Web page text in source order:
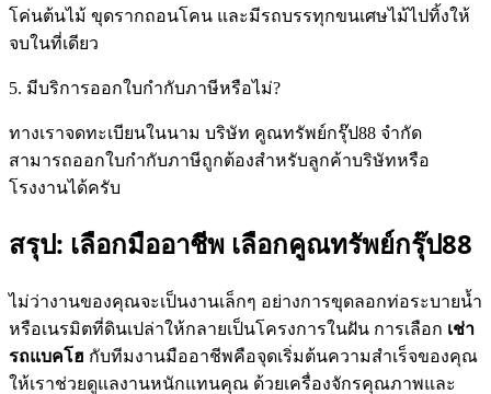
โค่นต้นไม้ ขุดรากถอนโคน และมีรถบรรทุกขนเศษไม้ไปทิ้งให้
จบในที่เดียว
5. มีบริการออกใบกำกับภาษีหรือไม่?
ทางเราจดทะเบียนในนาม บริษัท คูณทรัพย์กรุ๊ป88 จำกัด
สามารถออกใบกำกับภาษีถูกต้องสำหรับลูกค้าบริษัทหรือ
โรงงานได้ครับ
สรุป: เลือกมืออาชีพ เลือกคูณทรัพย์กรุ๊ป88
ไม่ว่างานของคุณจะเป็นงานเล็กๆ อย่างการขุดลอกท่อระบายน้ำ
หรือเนรมิตที่ดินเปล่าให้กลายเป็นโครงการในฝัน การเลือก เช่า
รถแบคโฮ กับทีมงานมืออาชีพคือจุดเริ่มต้นความสำเร็จของคุณ
ให้เราช่วยดูแลงานหนักแทนคุณ ด้วยเครื่องจักรคุณภาพและ